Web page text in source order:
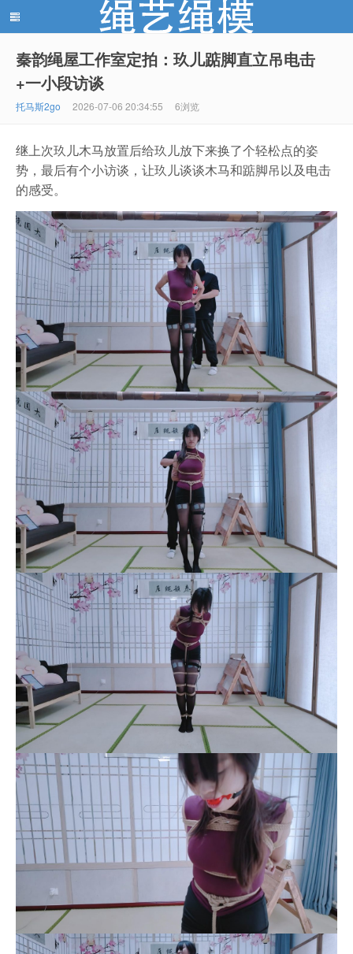
绳艺绳模(shengyishengmo.com) - 绳艺工作室 - 绳艺
模特 - 绳艺工作室 - 绳模推荐网站！
秦韵绳屋工作室定拍：玖儿踮脚直立吊电击
+一小段访谈
托马斯2go 2026-07-06 20:34:55 6浏览
继上次玖儿木马放置后给玖儿放下来换了个轻松点的姿
势，最后有个小访谈，让玖儿谈谈木马和踮脚吊以及电击
的感受。